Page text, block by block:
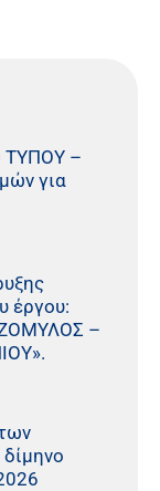
ΤΥΠΟΥ –
για
έργου:
–